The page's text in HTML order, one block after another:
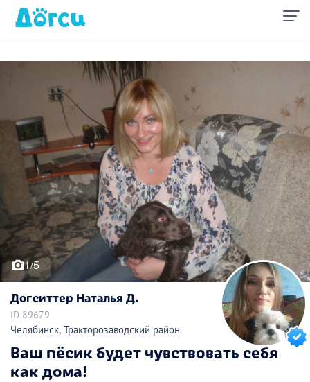
1/5
Догситтер Наталья Д.
ID 89679
Челябинск, Тракторозаводский район
Ваш пёсик будет чувствовать себя
как дома!